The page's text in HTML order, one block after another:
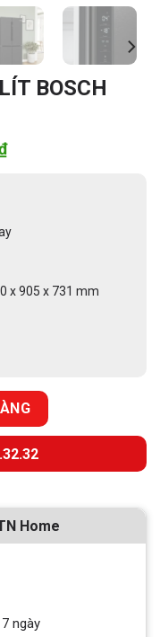
BOSCH
Giá
49.990.000 ₫.
x 905 x 731 mm
số lượng
Home
ngày